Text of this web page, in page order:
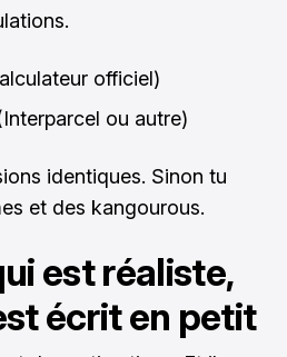
officiel)
ou autre)
identiques. Sinon tu
et des kangourous.
est réaliste,
écrit en petit